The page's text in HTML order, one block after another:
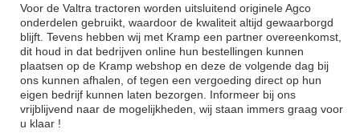
Voor de Valtra tractoren worden uitsluitend originele Agco
onderdelen gebruikt, waardoor de kwaliteit altijd gewaarborgd
blijft. Tevens hebben wij met Kramp een partner overeenkomst,
dit houd in dat bedrijven online hun bestellingen kunnen
plaatsen op de Kramp webshop en deze de volgende dag bij
ons kunnen afhalen, of tegen een vergoeding direct op hun
eigen bedrijf kunnen laten bezorgen. Informeer bij ons
vrijblijvend naar de mogelijkheden, wij staan immers graag voor
u klaar !